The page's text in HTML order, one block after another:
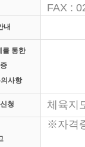
FAX :
내
를 통한
사항
청 체육
※자격